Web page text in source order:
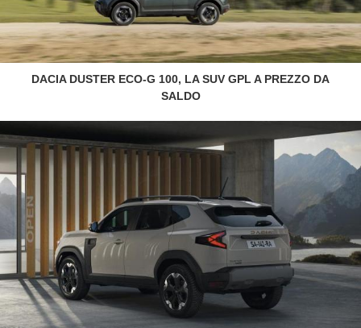
DACIA DUSTER ECO-G 100, LA SUV GPL A PREZZO DA
SALDO